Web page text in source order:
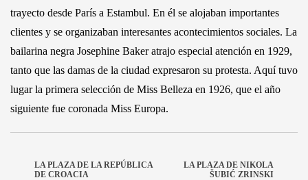
trayecto desde París a Estambul. En él se alojaban importantes
clientes y se organizaban interesantes acontecimientos sociales. La
bailarina negra Josephine Baker atrajo especial atención en 1929,
tanto que las damas de la ciudad expresaron su protesta. Aquí tuvo
lugar la primera selección de Miss Belleza en 1926, que el año
siguiente fue coronada Miss Europa.
LA PLAZA DE LA REPÚBLICA
DE CROACIA
LA PLAZA DE NIKOLA
ŠUBIĆ ZRINSKI